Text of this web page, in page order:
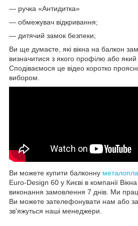
— ручка «Антидитка»
— обмежувач відкривання;
— дитячий замок безпеки;
Ви ще думаєте, які вікна на балкон
визначитися з якого профілю або
Сподіваємося це відео коротко
вибором.
Ви можете купити балконну
Euro-Design 60 у Києві в компанії
виконання замовлення 7 днів. Ми
Ви можете зателефонувати нам або
зв'яжуться наші менеджери.